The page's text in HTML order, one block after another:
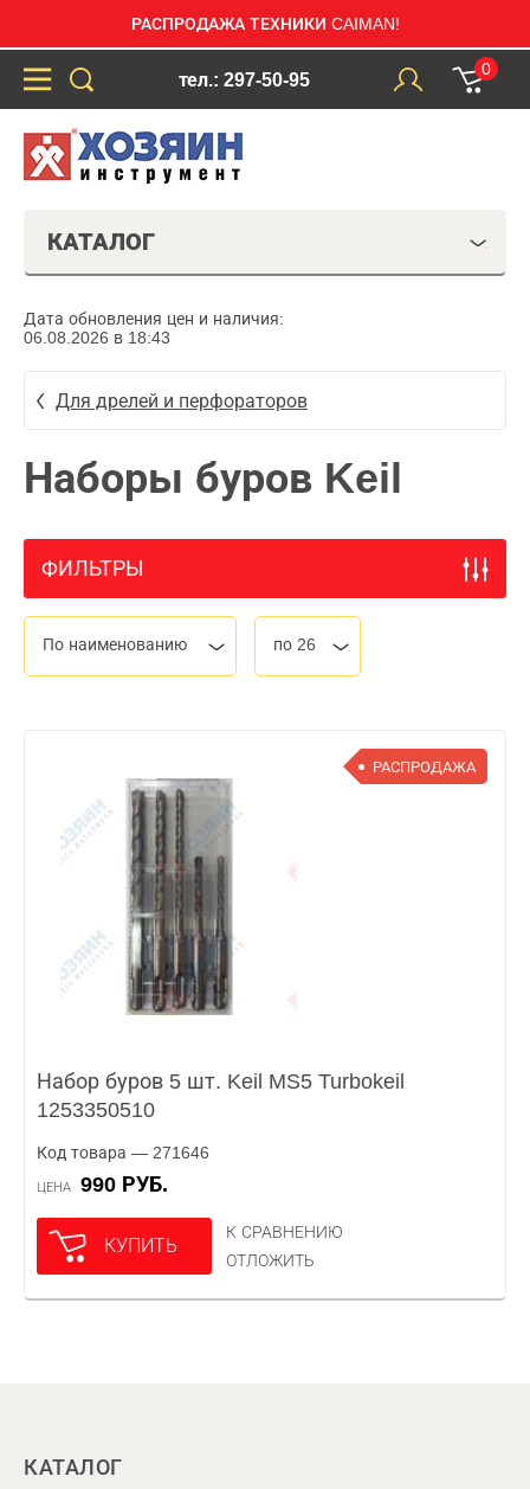
РАСПРОДАЖА ТЕХНИКИ CAIMAN!
тел.: 297-50-95
0
КАТАЛОГ
Дата обновления цен и наличия:
06.08.2026 в 18:43
Для дрелей и перфораторов
Наборы буров Keil
ФИЛЬТРЫ
По наименованию по 26
РАСПРОДАЖА
Набор буров 5 шт. Keil MS5 Turbokeil
1253350510
Код товара — 271646
ЦЕНА 990 РУБ.
КУПИТЬ
К СРАВНЕНИЮ
ОТЛОЖИТЬ
КАТАЛОГ